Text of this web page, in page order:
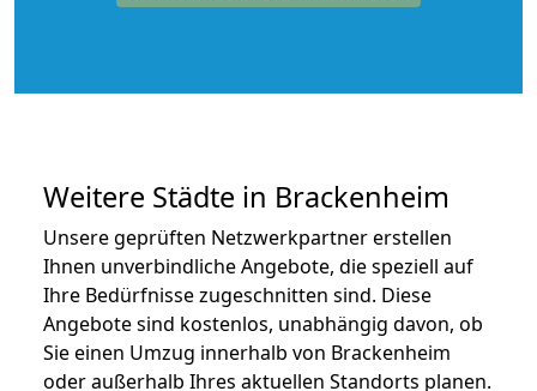
Weitere Städte in Brackenheim
Unsere geprüften Netzwerkpartner erstellen
Ihnen unverbindliche Angebote, die speziell auf
Ihre Bedürfnisse zugeschnitten sind. Diese
Angebote sind kostenlos, unabhängig davon, ob
Sie einen Umzug innerhalb von Brackenheim
oder außerhalb Ihres aktuellen Standorts planen.